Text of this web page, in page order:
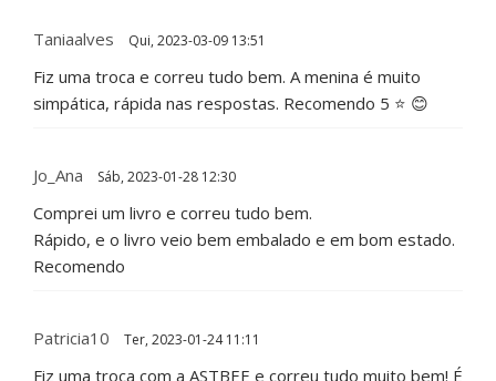
Taniaalves Qui, 2023-03-09 13:51
Fiz uma troca e correu tudo bem. A menina é muito
simpática, rápida nas respostas. Recomendo 5 ⭐ 😊
Jo_Ana Sáb, 2023-01-28 12:30
Comprei um livro e correu tudo bem.
Rápido, e o livro veio bem embalado e em bom estado.
Recomendo
Patricia10 Ter, 2023-01-24 11:11
Fiz uma troca com a ASTBEE e correu tudo muito bem! É